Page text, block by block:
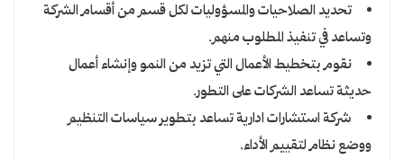
تحديد الصلاحيات والمسؤوليات لكل قسم من أقسام الشركة
وتساعد في تنفيذ المطلوب منهم.
نقوم بتخطيط الأعمال التي تزيد من النمو وإنشاء أعمال
حديثة تساعد الشركات على التطور.
شركة استشارات ادارية تساعد بتطوير سياسات التنظيم
ووضع نظام لتقييم الأداء.